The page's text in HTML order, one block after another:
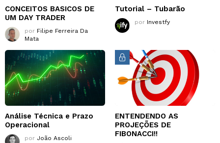
CONCEITOS BASICOS DE
UM DAY TRADER
por Filipe Ferreira Da
Mata
Tutorial – Tubarão
por Investfy
Análise Técnica e Prazo
Operacional
por João Ascoli
ENTENDENDO AS
PROJEÇÕES DE
FIBONACCI!!